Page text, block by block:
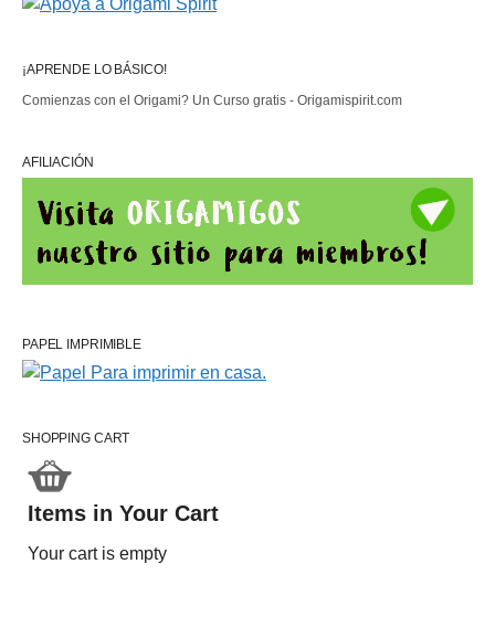
¡APRENDE LO BÁSICO!
Comienzas con el Origami? Un Curso gratis - Origamispirit.com
AFILIACIÓN
PAPEL IMPRIMIBLE
SHOPPING CART
Items in Your Cart
Your cart is empty